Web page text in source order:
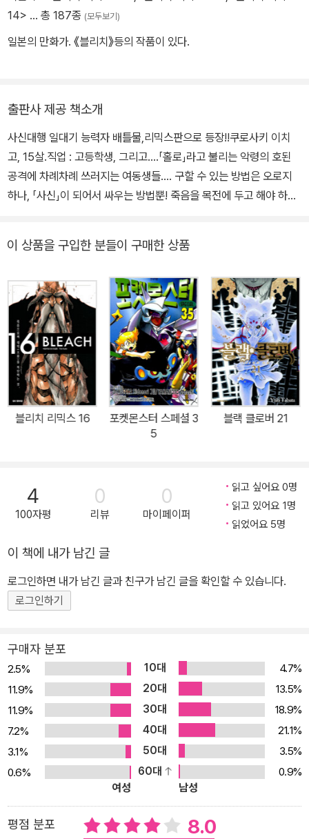
14> … 총 187종 (모두보기)
일본의 만화가. 《블리치》등의 작품이 있다.
출판사 제공 책소개
사신대행 일대기 능력자 배틀물,리믹스판으로 등장!!쿠로사키 이치
고, 15살.직업 : 고등학생, 그리고….「홀로」라고 불리는 악령의 호된
공격에 차례차례 쓰러지는 여동생들…. 구할 수 있는 방법은 오로지
하나, 「사신」이 되어서 싸우는 방법뿐! 죽음을 목전에 두고 해야 하는
이 상품을 구입한 분들이 구매한 상품
블리치 리믹스 16
포켓몬스터 스페셜 3
5
블랙 클로버 21
4
100자평
0
리뷰
0
마이페이퍼
읽고 싶어요 0명
읽고 있어요 1명
읽었어요 5명
이 책에 내가 남긴 글
로그인하면 내가 남긴 글과 친구가 남긴 글을 확인할 수 있습니다.
로그인하기
구매자 분포
2.5% 10대
4.7%
11.9%
20대
13.5%
11.9%
30대
18.9%
7.2%
40대
21.1%
3.1%
50대
3.5%
0.6%
60대
0.9%
여성
남성
평점 분포 8.0